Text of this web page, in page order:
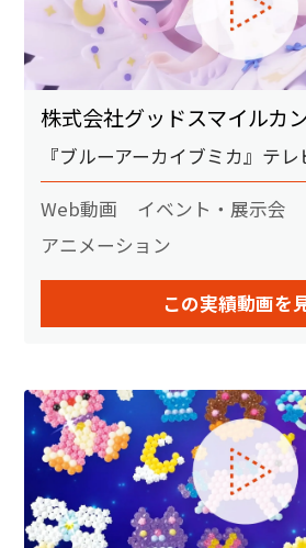
株式会社グッドスマイルカ
『ブルーアーカイブミカ』テレ
Web動画 イベント・展示会
アニメーション
この実績動画を